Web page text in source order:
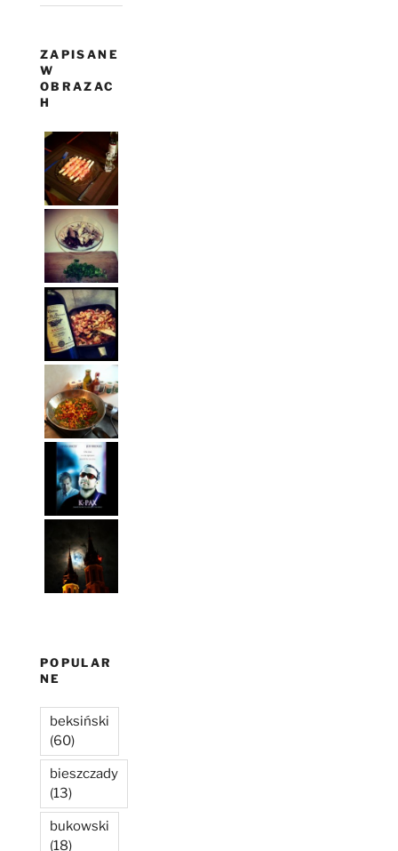
ZAPISANE
W
OBRAZAC
H
POPULAR
NE
beksiński
(60)
bieszczady
(13)
bukowski
(18)